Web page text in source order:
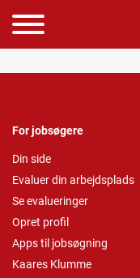
For jobsøgere
Din side
Evaluer din arbejdsplads
Se evalueringer
Opret profil
Apps til jobsøgning
Kaares Klumme